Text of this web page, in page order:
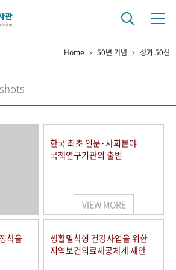
로 보는 연구 역사
연구자들
기록물 행정박물 영상 기록물
Home 50년 기념 성과 50선
한국 최초 인문·사회분야
국책연구기관의 출범
VIEW MORE
착을
생활밀착형 건강사업을 위한
지역보건의료제공체계 제안